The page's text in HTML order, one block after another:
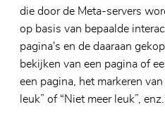
die door de Meta-servers
op basis van bepaalde
pagina's en de daaraan
bekijken van een pagina of
een pagina, het markeren
leuk” of “Niet meer leuk”,